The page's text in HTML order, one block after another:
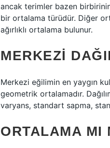
ancak terimler bazen
bir ortalama türüdür. Diğer
ağırlıklı ortalama bulunur.
MERKEZI
Merkezi eğilimin en yaygın
geometrik ortalamadır.
varyans, standart sapma,
ORTALAMA MI